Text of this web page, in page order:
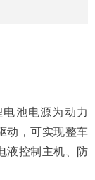
池电源为动力
动，可实现整车
液控制主机、防